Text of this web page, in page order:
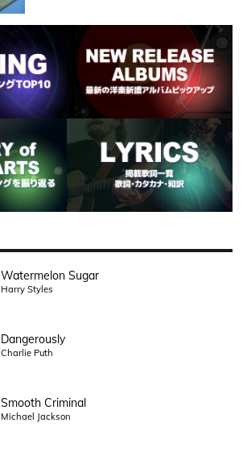
Watermelon Sugar
Harry Styles
Dangerously
Charlie Puth
Smooth Criminal
Michael Jackson